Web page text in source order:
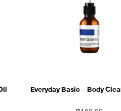
Everyday Basic – Body